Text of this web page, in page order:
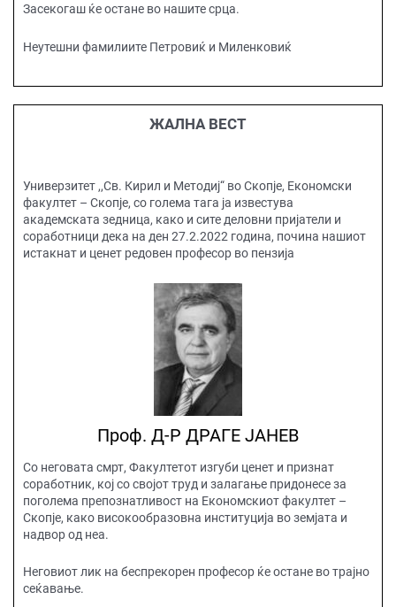
Засекогаш ќе остане во нашите срца.
Неутешни фамилиите Петровиќ и Миленковиќ
ЖАЛНА ВЕСТ
Универзитет ,,Св. Кирил и Методиј“ во Скопје, Економски
факултет – Скопје, со голема тага ја известува
академската зедница, како и сите деловни пријатели и
соработници дека на ден 27.2.2022 година, почина нашиот
истакнат и ценет редовен професор во пензија
Проф. Д-Р ДРАГЕ ЈАНЕВ
Со неговата смрт, Факултетот изгуби ценет и признат
соработник, кој со својот труд и залагање придонесе за
поголема препознатливост на Економскиот факултет –
Скопје, како високообразовна институција во земјата и
надвор од неа.
Неговиот лик на беспрекорен професор ќе остане во трајно
сеќавање.